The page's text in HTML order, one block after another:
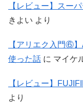
【レビュー】スー
きよい より
【アリエク入門⑥
使った話 に マイケ
【レビュー】
より